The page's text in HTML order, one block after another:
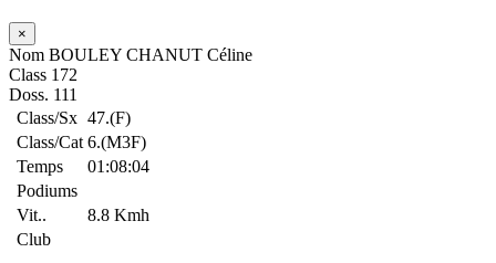
×
Nom BOULEY CHANUT Céline
Class 172
Doss. 111
Class/Sx 47.(F)
Class/Cat 6.(M3F)
Temps
01:08:04
Podiums
Vit..
8.8 Kmh
Club